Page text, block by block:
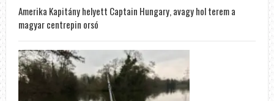
Amerika Kapitány helyett Captain Hungary, avagy hol terem a
magyar centrepin orsó